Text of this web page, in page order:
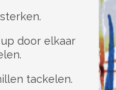
door elkaar
tackelen.